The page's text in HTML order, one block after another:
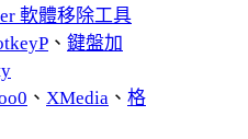
軟體移除工具
、 鍵盤加
、 XMedia 、 格